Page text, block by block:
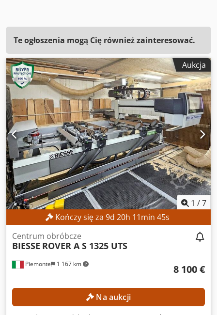
Te ogłoszenia mogą Cię również zainteresować.
Aukcja
1 /7
Kończy się za 9d 20h 11min 44s
Piemonte 1 167 km
Centrum obróbcze
BIESSE ROVER A S 1325 UTS
8 100 €
Na aukcji